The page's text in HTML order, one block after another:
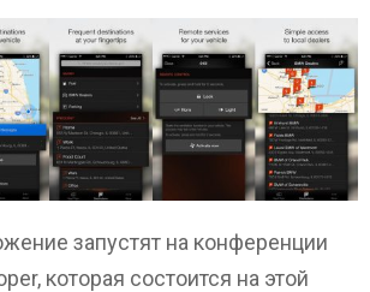
запустят на конференции
которая состоится на этой